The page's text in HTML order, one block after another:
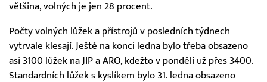
většina, volných je jen 28 procent.
Počty volných lůžek a přístrojů v posledních týdnech
vytrvale klesají. Ještě na konci ledna bylo třeba obsazeno
asi 3100 lůžek na JIP a ARO, kdežto v pondělí už přes 3400.
Standardních lůžek s kyslíkem bylo 31. ledna obsazeno